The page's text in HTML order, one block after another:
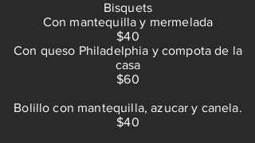
Bisquets
Con mantequilla y mermelada
$40
Con queso Philadelphia y compota de la
casa
$60
Bolillo con mantequilla, azucar y canela.
$40